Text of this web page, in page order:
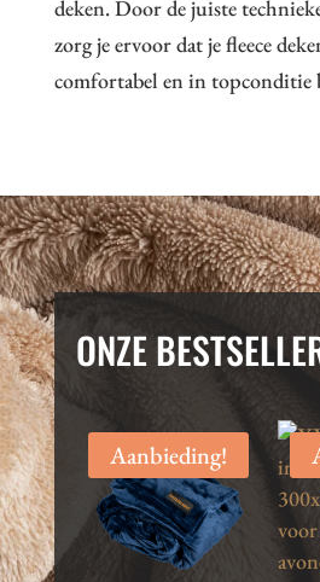
deken. Door de juiste
zorg je ervoor dat je fleece
comfortabel en in
ONZE
Aanbieding!